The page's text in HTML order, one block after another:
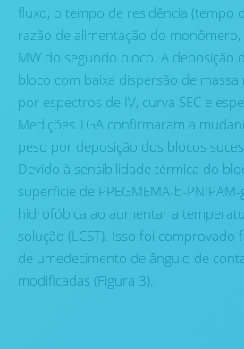
fluxo, o tempo de residência (tempo
razão de alimentação do
MW do segundo bloco. A deposição
bloco com baixa dispersão de
por espectros de IV, curva SEC e
Medições TGA confirmaram a
peso por deposição dos blocos
Devido à sensibilidade térmica do
superfície de PPEGMEMA-b-
hidrofóbica ao aumentar a
solução (LCST). Isso foi comprovado
de umedecimento de ângulo de
modificadas (Figura 3).